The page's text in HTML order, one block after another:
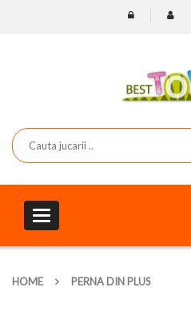
Toggle
navigation
HOME PERNA DIN PLUS